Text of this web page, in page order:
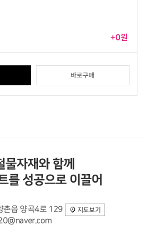
+0원
바로구매
자재와 함께
를 성공으로 이끌어
촌읍 양곡4로 129 지도보기